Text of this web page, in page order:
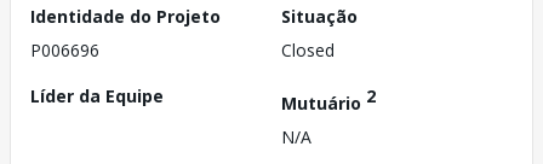
Identidade do Projeto
P006696
Situação
Closed
Líder da Equipe
Mutuário 2
N/A